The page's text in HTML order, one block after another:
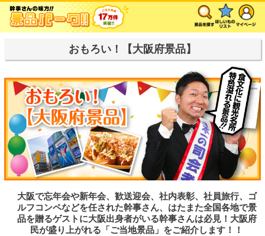
おもろい！【大阪府景品】
大阪で忘年会や新年会、歓送迎会、社内表彰、社員旅行、ゴ
ルフコンペなどを任された幹事さん、はたまた全国各地で景
品を贈るゲストに大阪出身者がいる幹事さんは必見！大阪府
民が盛り上がれる「ご当地景品」をご紹介します！！